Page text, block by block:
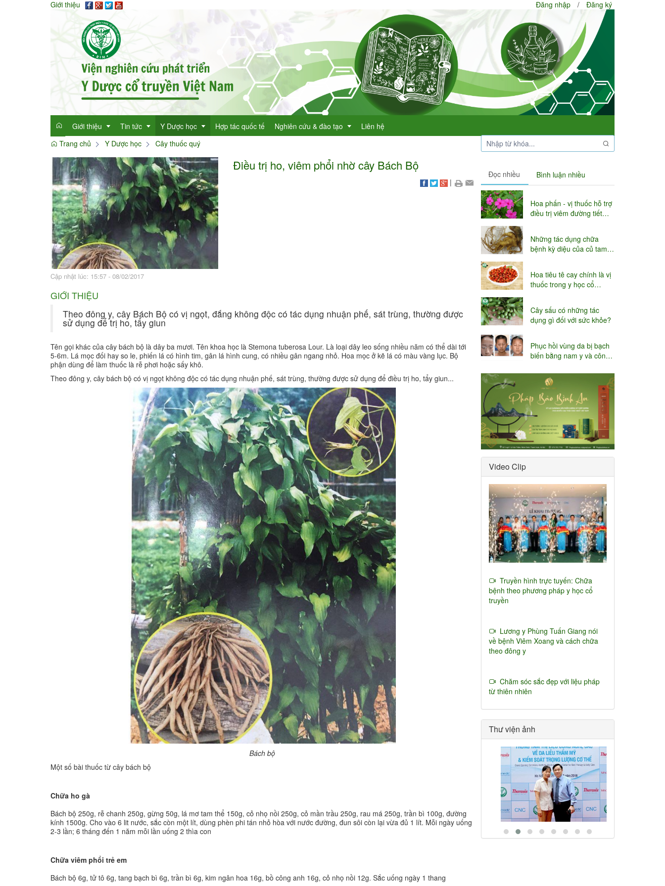
Giới thiệu Đăng nhập / Đăng ký
Giới thiệu
Giới thiệu
Mục đích
Chức năng nhiệm vụ
Tin tức
Tin tức tổng hợp
Tin tức trong ngành
Y Dược học
Thông tin y học
Cây thuốc quý Danh lục cây thuốc
Danh lục cây thuốc Việt Nam
Làm đẹp với thảo dược
Bài thuốc hay
Sức khỏe ngàn vàng
Hợp tác quốc tế Nghiên cứu & đào tạo
Dự án KHCN
Liên hệ
Trang chủ
Y Dược học Cây thuốc quý
Cập nhật lúc: 15:57 - 08/02/2017
Điều trị ho, viêm phổi nhờ cây Bách Bộ
|
GIỚI THIỆU
Theo đông y, cây Bách Bộ có vị ngọt, đắng không độc có tác dụng nhuận phế, sát trùng, thường được
sử dụng để trị ho, tẩy giun
Tên gọi khác của cây bách bộ là dây ba mươi. Tên khoa học là Stemona tuberosa Lour. Là loại dây leo sống nhiều năm có thể dài tới
5-6m. Lá mọc đối hay so le, phiến lá có hình tim, gân lá hình cung, có nhiều gân ngang nhỏ. Hoa mọc ở kẽ lá có màu vàng lục. Bộ
phận dùng để làm thuốc là rễ phơi hoặc sấy khô.
Theo đông y, cây bách bộ có vị ngọt không độc có tác dụng nhuận phế, sát trùng, thường được sử dụng để điều trị ho, tẩy giun...
Bách bộ
Một số bài thuốc từ cây bách bộ
Chữa ho gà
Bách bộ 250g, rễ chanh 250g, gừng 50g, lá mơ tam thể 150g, cỏ nhọ nồi 250g, cỏ mần trầu 250g, rau má 250g, trần bì 100g, đường
kính 1500g. Cho vào 6 lit nước, sắc còn một lít, dùng phèn phi tán nhỏ hòa với nước đường, đun sôi còn lại vừa đủ 1 lít. Mỗi ngày uống
2-3 lần; 6 tháng đến 1 năm mỗi lần uống 2 thìa con
Chữa viêm phổi trẻ em
Bách bộ 6g, tử tô 6g, tang bạch bì 6g, trần bì 6g, kim ngân hoa 16g, bồ công anh 16g, cỏ nhọ nồi 12g. Sắc uống ngày 1 thang
Đọc nhiều Bình luận nhiều
Hoa phấn - vị thuốc hỗ trợ
điều trị viêm đường tiết
Những tác dụng chữa
bệnh kỳ diệu của củ tam
Hoa tiêu tê cay chính là vị
thuốc trong y học cổ
Cây sấu có những tác
dụng gì đối với sức khỏe?
Phục hồi vùng da bị bạch
biến bằng nam y và công
Video Clip
Truyền hình trực tuyến: Chữa
bệnh theo phương pháp y học cổ
truyền
Lương y Phùng Tuấn Giang nói
về bệnh Viêm Xoang và cách chữa
theo đông y
Chăm sóc sắc đẹp với liệu pháp
từ thiên nhiên
Thư viện ảnh